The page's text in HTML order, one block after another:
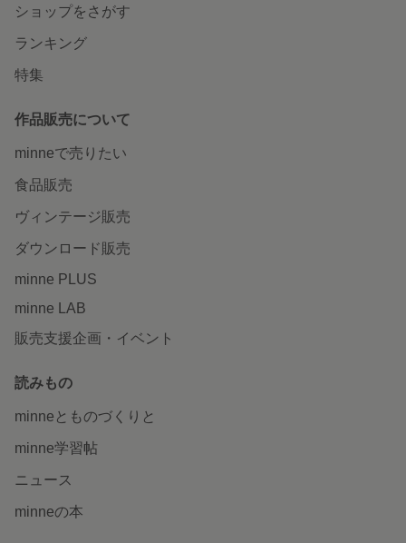
ショップをさがす
ランキング
特集
作品販売について
minneで売りたい
食品販売
ヴィンテージ販売
ダウンロード販売
minne PLUS
minne LAB
販売支援企画・イベント
読みもの
minneとものづくりと
minne学習帖
ニュース
minneの本